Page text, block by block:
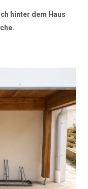
hinter dem Haus